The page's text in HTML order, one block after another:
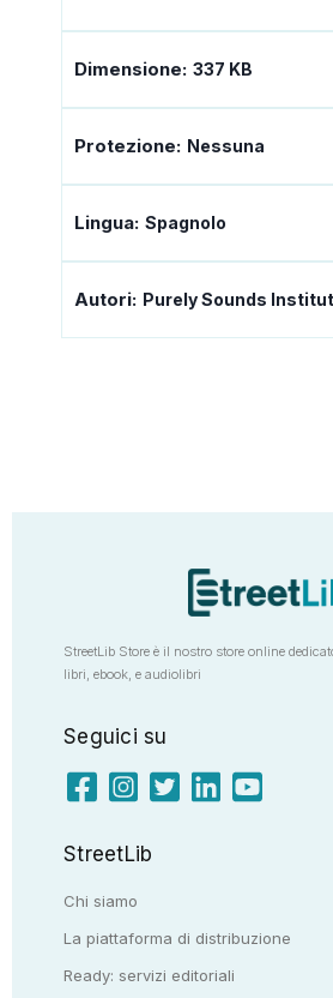
Dimensione: 337 KB
Protezione: Nessuna
Lingua: Spagnolo
Autori: Purely Sounds
StreetLib Store è il nostro store online
libri, ebook, e audiolibri
Seguici su
StreetLib
Chi siamo
La piattaforma di distribuzione
Ready: servizi editoriali